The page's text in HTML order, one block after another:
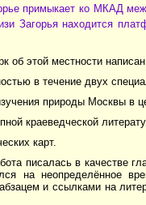
примыкает ко МКАД
Загорья находится
об этой местности
в течение двух
природы Москвы в
краеведческой
карт.
писалась в качестве
на неопределённое
и ссылками на